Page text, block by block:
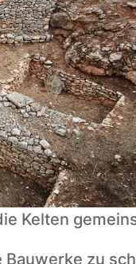
Kelten
zu